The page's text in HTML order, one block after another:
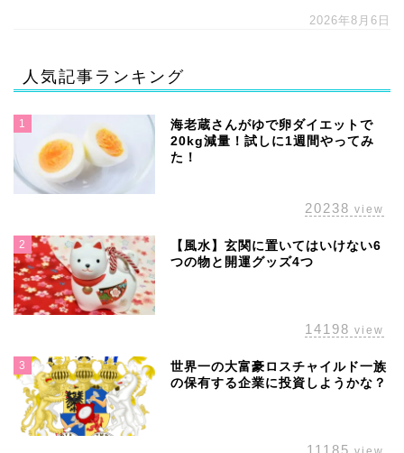
2026年8月6日
人気記事ランキング
1
海老蔵さんがゆで卵ダイエットで
20kg減量！試しに1週間やってみ
た！
20238 view
2
【風水】玄関に置いてはいけない6
つの物と開運グッズ4つ
14198 view
3
世界一の大富豪ロスチャイルド一族
の保有する企業に投資しようかな？